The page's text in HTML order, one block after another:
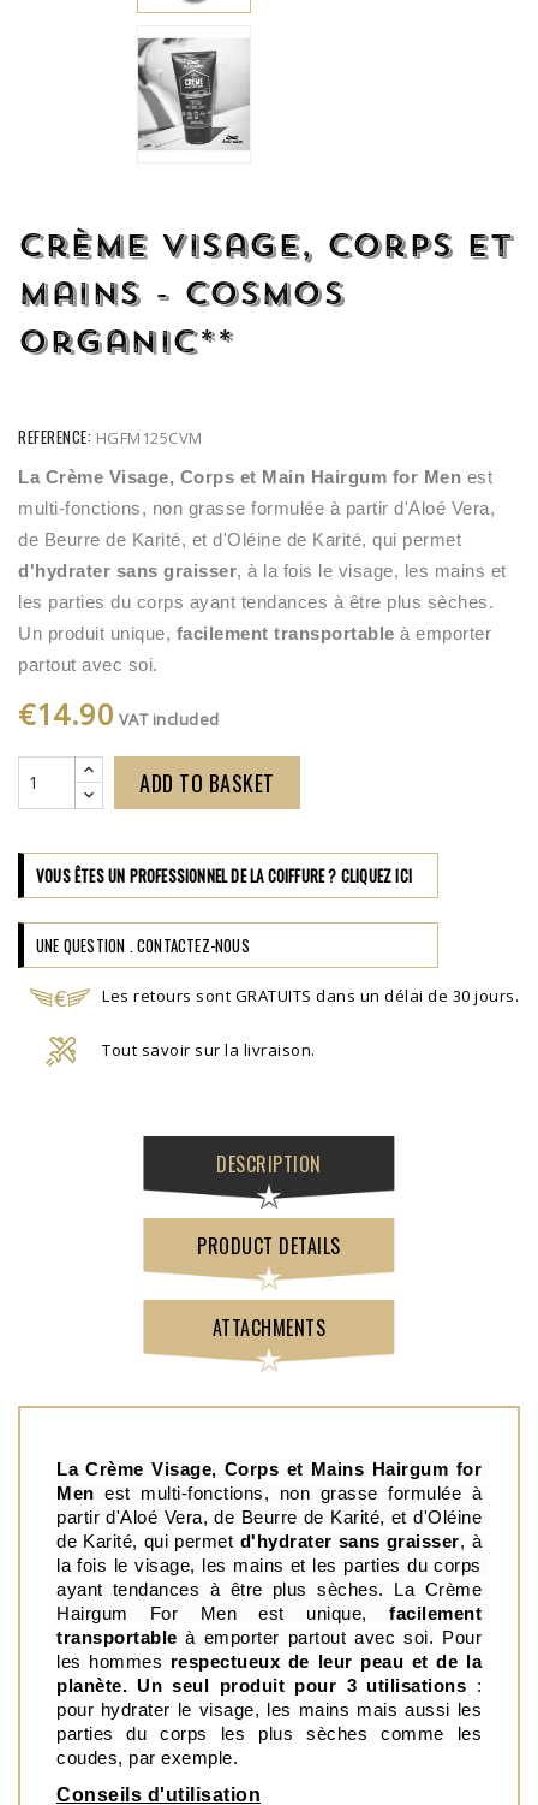
Crème Visage, Corps Et
Mains - Cosmos
Organic**
REFERENCE: HGFM125CVM
La Crème Visage, Corps et Main Hairgum for Men est
multi-fonctions, non grasse formulée à partir d'Aloé Vera,
d'hydrater sans graisser, à la fois le visage, les mains et
les parties du corps ayant tendances à être plus sèches.
Un produit unique, facilement transportable à emporter
partout avec soi.
€14.90 VAT included
ADD TO BASKET
VOUS ÊTES UN PROFESSIONNEL DE LA COIFFURE ? CLIQUEZ ICI
UNE QUESTION . CONTACTEZ-NOUS
Les retours sont GRATUITS dans un délai de 30 jours.
Tout savoir sur la livraison.
DESCRIPTION
PRODUCT DETAILS
ATTACHMENTS
La Crème Visage, Corps et Mains Hairgum for
Men est multi-fonctions, non grasse formulée à
partir d'Aloé Vera, de Beurre de Karité, et d'Oléine
de Karité, qui permet d'hydrater sans graisser, à
la fois le visage, les mains et les parties du corps
ayant tendances à être plus sèches. La Crème
Hairgum For Men est unique, facilement
transportable à emporter partout avec soi. Pour
les hommes respectueux de leur peau et de la
planète. Un seul produit pour 3 utilisations :
pour hydrater le visage, les mains mais aussi les
parties du corps les plus sèches comme les
coudes, par exemple.
Conseils d'utilisation